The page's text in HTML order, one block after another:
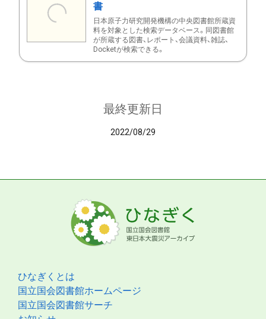
書
日本原子力研究開発機構の中央図書館所蔵資
料を対象とした検索データベース。同図書館
が所蔵する図書、レポート、会議資料、雑誌、
Docketが検索できる。
最終更新日
2022/08/29
ひなぎくとは
国立国会図書館ホームページ
国立国会図書館サーチ